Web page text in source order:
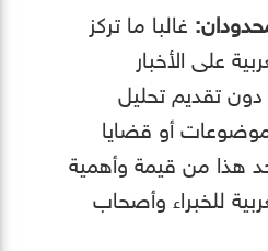
غالبا ما تركز
على الأخبار
دون تقديم تحليل
أو قضايا
هذا من قيمة وأهمية
للخبراء وأصحاب